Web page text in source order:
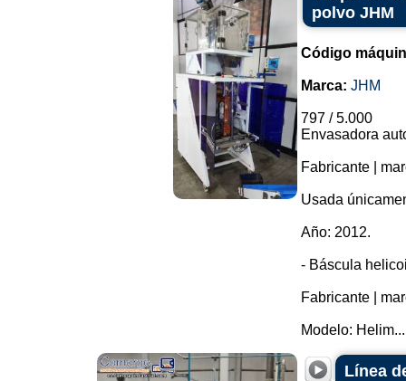
polvo JHM
Código
Marca: JHM
797 / 5.000
Envasadora
Fabricante |
Usada
Año: 2012.
- Báscula
Fabricante |
Modelo: Helim...
Línea